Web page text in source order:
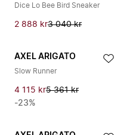
Dice Lo Bee Bird Sneaker
2 888 kr3 040 kr
AXEL ARIGATO
Slow Runner
4 115 kr5 361 kr
-23%